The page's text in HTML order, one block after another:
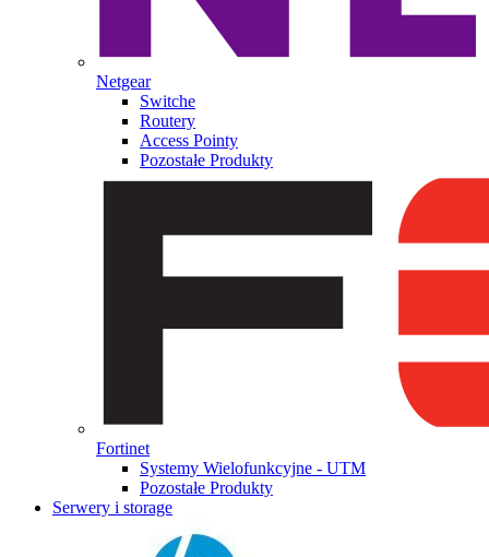
Netgear
Switche
Routery
Access Pointy
Pozostałe Produkty
Fortinet
Systemy Wielofunkcyjne - UTM
Pozostałe Produkty
Serwery i storage